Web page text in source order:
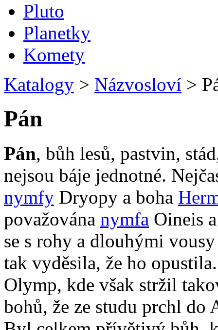
Pluto
Planetky
Komety
Katalogy > Názvosloví >
Pán
Pán, bůh lesů, pastvin,
nejsou báje jednotné.
nymfy Dryopy a boha
považována nymfa Oineis
se s rohy a dlouhými
tak vyděsila, že ho
Olymp, kde však stržil
bohů, že ze studu prchl do